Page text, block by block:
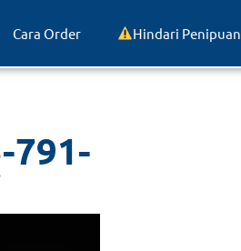
Cara Order Hindari Penipuan
791-